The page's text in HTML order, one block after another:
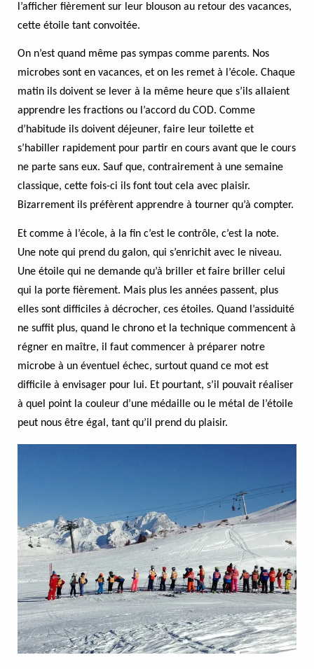
l’afficher fièrement sur leur blouson au retour des vacances,
cette étoile tant convoitée.
On n’est quand même pas sympas comme parents. Nos
microbes sont en vacances, et on les remet à l’école. Chaque
matin ils doivent se lever à la même heure que s’ils allaient
apprendre les fractions ou l’accord du COD. Comme
d’habitude ils doivent déjeuner, faire leur toilette et
s’habiller rapidement pour partir en cours avant que le cours
ne parte sans eux. Sauf que, contrairement à une semaine
classique, cette fois-ci ils font tout cela avec plaisir.
Bizarrement ils préfèrent apprendre à tourner qu’à compter.
Et comme à l’école, à la fin c’est le contrôle, c’est la note.
Une note qui prend du galon, qui s’enrichit avec le niveau.
Une étoile qui ne demande qu’à briller et faire briller celui
qui la porte fièrement. Mais plus les années passent, plus
elles sont difficiles à décrocher, ces étoiles. Quand l’assiduité
ne suffit plus, quand le chrono et la technique commencent à
régner en maître, il faut commencer à préparer notre
microbe à un éventuel échec, surtout quand ce mot est
difficile à envisager pour lui. Et pourtant, s’il pouvait réaliser
à quel point la couleur d’une médaille ou le métal de l’étoile
peut nous être égal, tant qu’il prend du plaisir.